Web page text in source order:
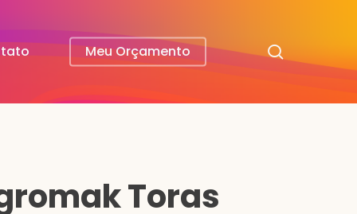
Meu Orçamento
Toras